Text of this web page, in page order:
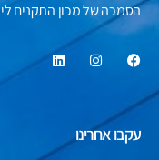
הסמכה של מכון התקנים
עקבו אחרינו